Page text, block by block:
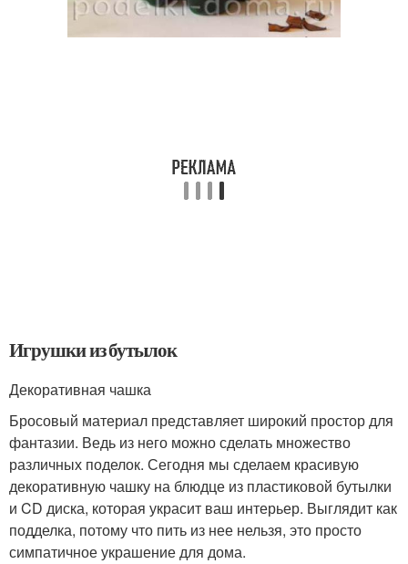
Игрушки из бутылок
Декоративная чашка
Бросовый материал представляет широкий простор для
фантазии. Ведь из него можно сделать множество
различных поделок. Сегодня мы сделаем красивую
декоративную чашку на блюдце из пластиковой бутылки
и CD диска, которая украсит ваш интерьер. Выглядит как
подделка, потому что пить из нее нельзя, это просто
симпатичное украшение для дома.